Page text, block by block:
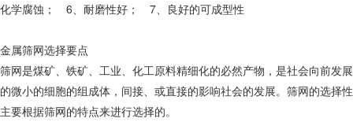
化学腐蚀； 6、耐磨性好； 7、良好的可成型性
金属筛网选择要点
筛网是煤矿、铁矿、工业、化工原料精细化的必然产物，是社会向前发展
的微小的细胞的组成体，间接、或直接的影响社会的发展。筛网的选择性
主要根据筛网的特点来进行选择的。